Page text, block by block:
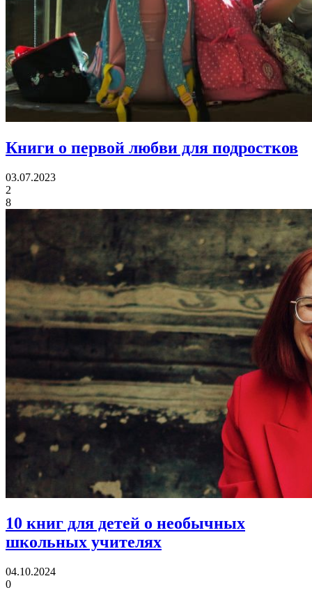
Книги о первой любви для подростков
03.07.2023
2
8
10 книг для детей о необычных
школьных учителях
04.10.2024
0